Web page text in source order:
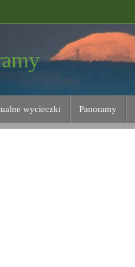
wycieczki Panoramy